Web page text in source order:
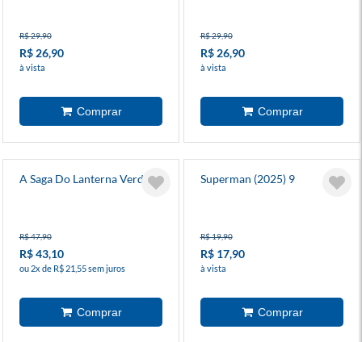
R$ 29,90
R$ 26,90
à vista
R$ 29,90
R$ 26,90
à vista
A Saga Do Lanterna Verde 9
R$ 47,90
R$ 43,10
ou 2x de R$ 21,55 sem juros
Superman (2025) 9
R$ 19,90
R$ 17,90
à vista